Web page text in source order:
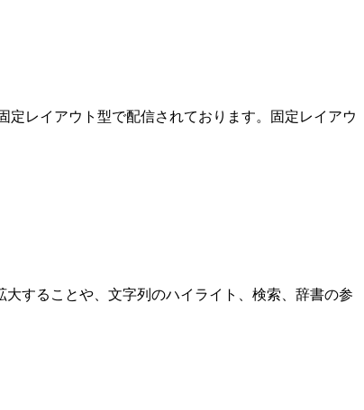
定レイアウト型で配信されております。固定レイアウ
することや、文字列のハイライト、検索、辞書の参